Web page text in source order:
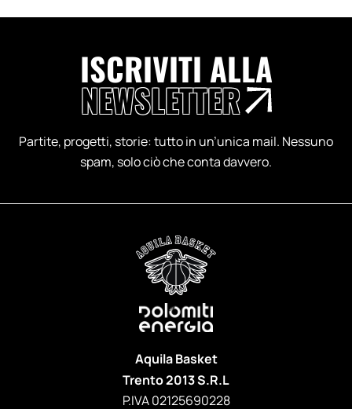
Aquila Basket
Trento 2013 S.R.L
P.IVA 02125690228
ISCRIVITI ALLA
NEWSLETTER
Partite, progetti, storie: tutto in un’unica mail. Nessuno
spam, solo ciò che conta davvero.